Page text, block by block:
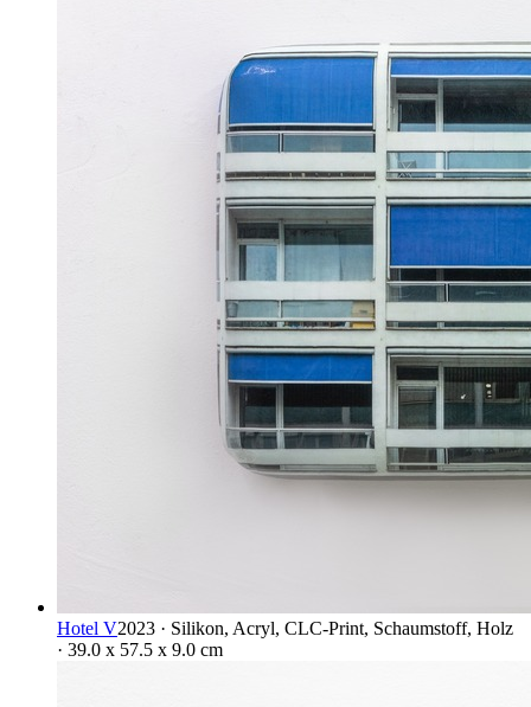
Hotel V2023 · Silikon, Acryl, CLC-Print, Schaumstoff, Holz
· 39.0 x 57.5 x 9.0 cm